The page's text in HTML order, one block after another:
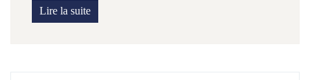
Lire la suite